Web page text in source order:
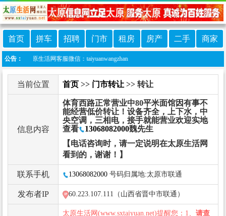
首页 拼车 招聘 门市 租房 房产 二手 商家
公告：
请加太原生活网客服微信：taiyuanwangzhan
当前位置 首页 >> 门市转让 >> 转让
信息内容
体育西路正常营业中80平米面馆因有事不
能经营低价转让！设备齐全，上下水，中
央空调，三相电，接手就能营业欢迎实地
查看
13068082000魏先生
【电话咨询时，请一定说明在太原生活网
看到的，谢谢！】
联系手机 13068082000 号码归属地:太原市联通
发布者IP 60.223.107.111（山西省晋中市联通）
太原生活网(www.sxtaiyuan.net)提醒您：1、 请查